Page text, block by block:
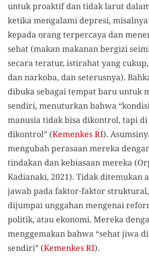
untuk proaktif dan tidak larut
ketika mengalami depresi,
kepada orang terpercaya dan
sehat (makan makanan bergizi
secara teratur, istirahat yang
dan narkoba, dan seterusnya).
dibuka sebagai tempat baru untuk
sendiri, menuturkan bahwa
manusia tidak bisa dikontrol, tapi
dikontrol” (Kemenkes RI).
mengubah perasaan mereka
tindakan dan kebiasaan mereka
Kadianaki, 2021). Tidak ditemukan
jawab pada faktor-faktor
dijumpai unggahan mengenai
politik, atau ekonomi. Mereka
menggemakan bahwa “sehat jiwa
sendiri” (Kemenkes RI).